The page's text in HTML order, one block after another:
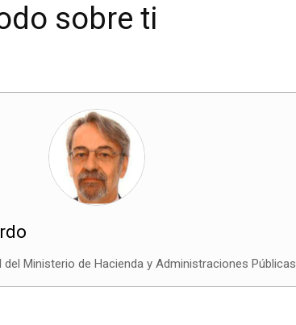
sobre ti
del Ministerio de Hacienda y Administraciones Públicas